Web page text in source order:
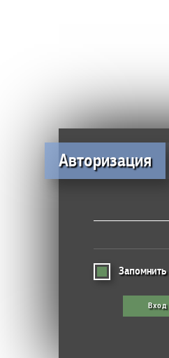
Авторизация
Запомнить